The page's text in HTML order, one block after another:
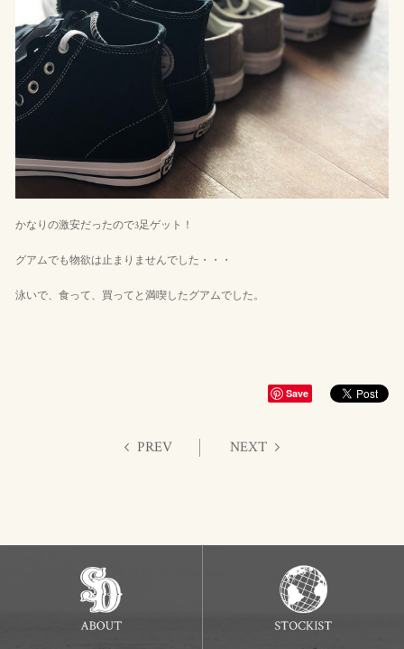
かなりの激安だったので3足ゲット！
グアムでも物欲は止まりませんでした・・・
泳いで、食って、買ってと満喫したグアムでした。
Save
PREV NEXT